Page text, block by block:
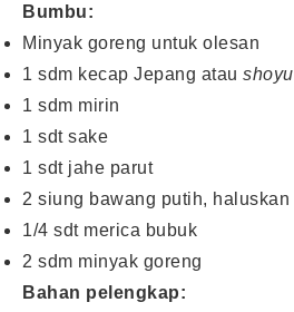
Bumbu:
Minyak goreng untuk olesan
1 sdm kecap Jepang atau shoyu
1 sdm mirin
1 sdt sake
1 sdt jahe parut
2 siung bawang putih, haluskan
1/4 sdt merica bubuk
2 sdm minyak goreng
Bahan pelengkap: